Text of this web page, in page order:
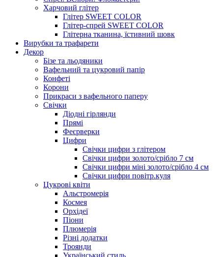
Харчовий глітер
Глітер SWEET COLOR
Глітер-спрей SWEET COLOR
Глітерна тканина, їстивний шовк
Вирубки та трафарети
Декор
Бізе та льодяники
Вафельний та цукровий папір
Конфеті
Корони
Прикраси з вафельного паперу
Свічки
Діодні гірлянди
Прямі
Феєрверки
Цифри
Свічки цифри з глітером
Свічки цифри золото/срібло 7 см
Свічки цифри міні золото/срібло 4 см
Свічки цифри повітр.куля
Цукрові квіти
Альстромерія
Космея
Орхідеї
Піони
Плюмерія
Різні додатки
Троянди
Український стиль